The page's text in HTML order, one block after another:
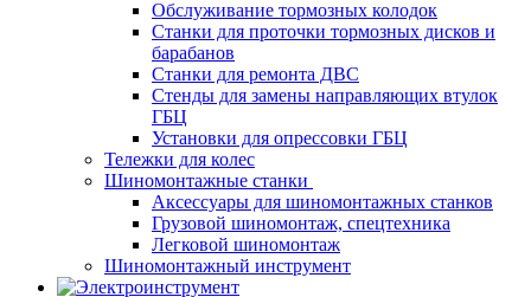
Обслуживание тормозных колодок
Станки для проточки тормозных дисков и
барабанов
Станки для ремонта ДВС
Стенды для замены направляющих втулок
ГБЦ
Установки для опрессовки ГБЦ
Тележки для колес
Шиномонтажные станки
Аксессуары для шиномонтажных станков
Грузовой шиномонтаж, спецтехника
Легковой шиномонтаж
Шиномонтажный инструмент